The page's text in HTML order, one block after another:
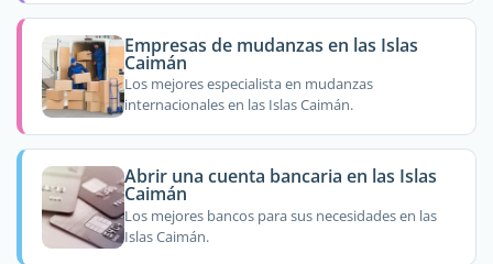
Empresas de mudanzas en las Islas
Caimán
Los mejores especialista en mudanzas
internacionales en las Islas Caimán.
Abrir una cuenta bancaria en las Islas
Caimán
Los mejores bancos para sus necesidades en las
Islas Caimán.